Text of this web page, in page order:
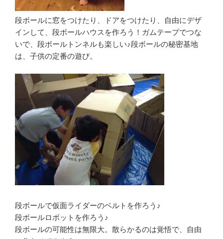
段ボールに窓をつけたり、ドアをつけたり、自由にデザ
インして、段ボールハウスを作ろう！ガムテープでつな
いで、段ボールトンネルも楽しい♪段ボールの秘密基地
は、子供の定番の遊び。
段ボールで仮面ライダーのベルトを作ろう♪
段ボールロボットを作ろう♪
段ボールの可能性は無限大。散らかるのは覚悟で、自由